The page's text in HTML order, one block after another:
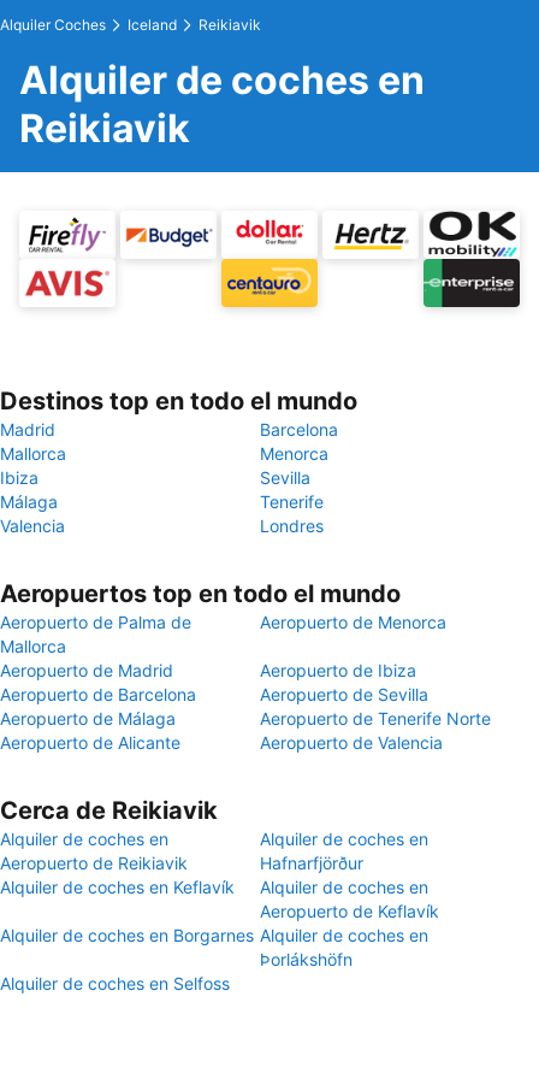
Alquiler Coches Iceland Reikiavik
Alquiler de coches en
Reikiavik
Destinos top en todo el mundo
Madrid
Barcelona
Mallorca
Menorca
Ibiza
Sevilla
Málaga
Tenerife
Valencia
Londres
Aeropuertos top en todo el mundo
Aeropuerto de Palma de
Mallorca
Aeropuerto de Menorca
Aeropuerto de Madrid
Aeropuerto de Ibiza
Aeropuerto de Barcelona
Aeropuerto de Sevilla
Aeropuerto de Málaga
Aeropuerto de Tenerife Norte
Aeropuerto de Alicante
Aeropuerto de Valencia
Cerca de Reikiavik
Alquiler de coches en
Aeropuerto de Reikiavik
Alquiler de coches en
Hafnarfjörður
Alquiler de coches en Keflavík
Alquiler de coches en
Aeropuerto de Keflavík
Alquiler de coches en Borgarnes Alquiler de coches en
Þorlákshöfn
Alquiler de coches en Selfoss